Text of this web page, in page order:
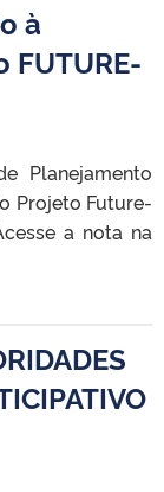
à
Planejamento
Projeto Future-
a nota na